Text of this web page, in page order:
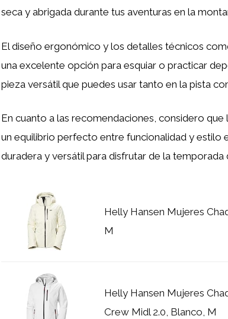
seca y abrigada durante tus aventuras en la
El diseño ergonómico y los detalles técnicos
una excelente opción para esquiar o practicar
pieza versátil que puedes usar tanto en la pista
En cuanto a las recomendaciones, considero
un equilibrio perfecto entre funcionalidad y estilo
duradera y versátil para disfrutar de la
Helly Hansen Mujeres
M
Helly Hansen Mujeres
Crew Midl 2.0, Blanco, M